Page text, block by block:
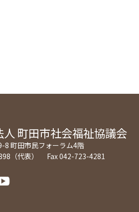
人 町田市社会福祉協議会
8 町田市民フォーラム4階
（代表） Fax 042-723-4281